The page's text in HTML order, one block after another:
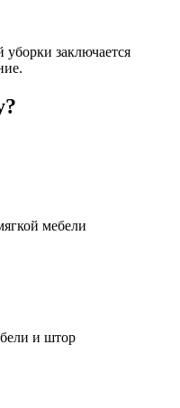
заключается
мебели
и штор